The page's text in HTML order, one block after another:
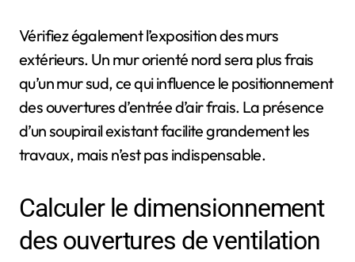
Vérifiez également l’exposition des murs
extérieurs. Un mur orienté nord sera plus frais
qu’un mur sud, ce qui influence le positionnement
des ouvertures d’entrée d’air frais. La présence
d’un soupirail existant facilite grandement les
travaux, mais n’est pas indispensable.
Calculer le dimensionnement
des ouvertures de ventilation